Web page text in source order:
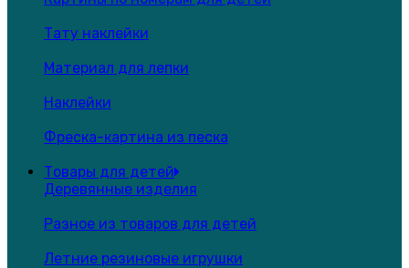
Тату наклейки
Материал для лепки
Наклейки
Фреска-картина из песка
Товары для детей
Деревянные изделия
Разное из товаров для детей
Летние резиновые игрушки